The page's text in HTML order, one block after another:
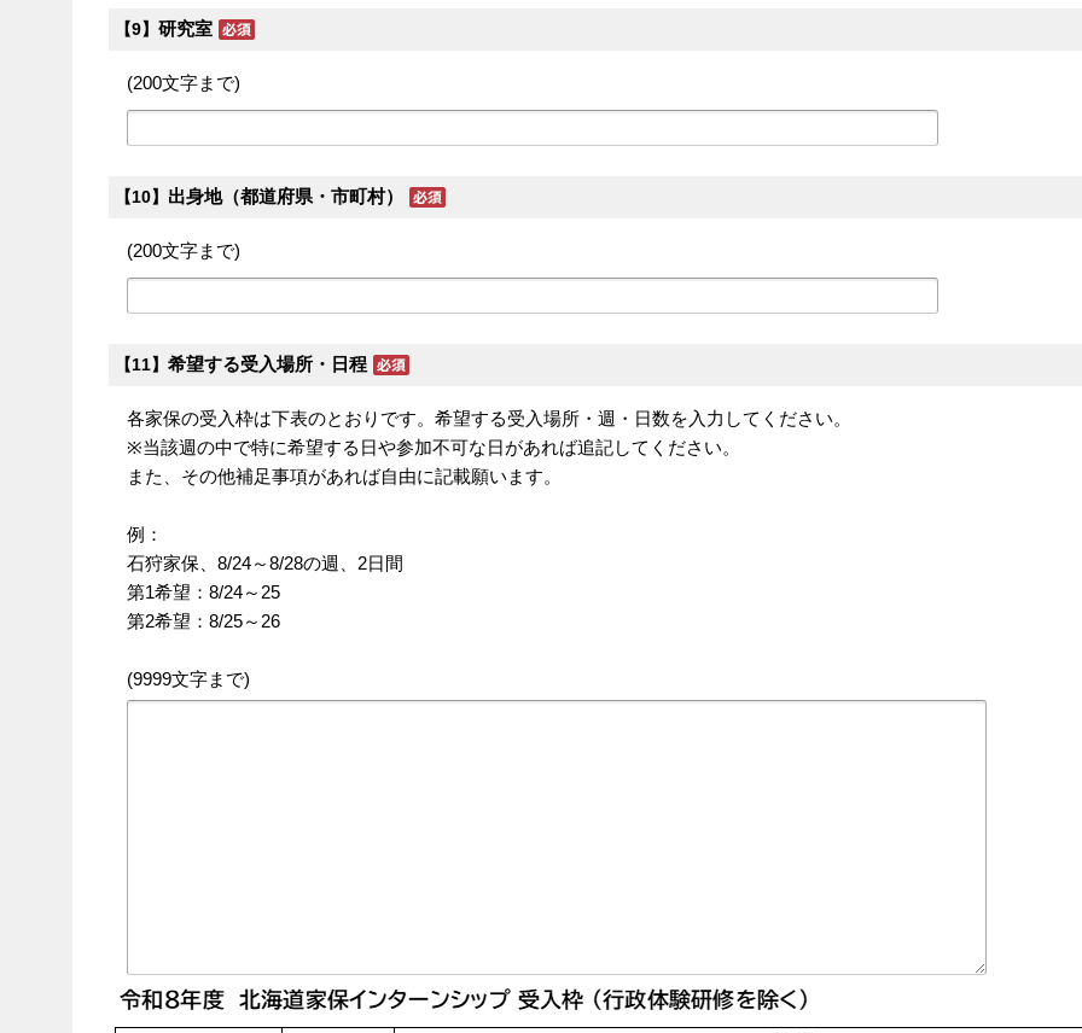
【9】 研究室
(200文字まで)
【10】 出身地（都道府県・市町村）
(200文字まで)
【11】 希望する受入場所・日程
各家保の受入枠は下表のとおりです。希望する受入場所・週・日数を入力してください。
※当該週の中で特に希望する日や参加不可な日があれば追記してください。
また、その他補足事項があれば自由に記載願います。
例：
石狩家保、8/24～8/28の週、2日間
第1希望：8/24～25
第2希望：8/25～26
(9999文字まで)